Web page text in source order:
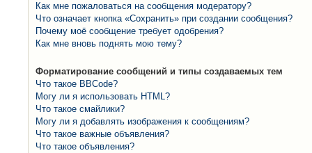
Как мне пожаловаться на сообщения модератору?
Что означает кнопка «Сохранить» при создании сообщения?
Почему моё сообщение требует одобрения?
Как мне вновь поднять мою тему?
Форматирование сообщений и типы создаваемых тем
Что такое BBCode?
Могу ли я использовать HTML?
Что такое смайлики?
Могу ли я добавлять изображения к сообщениям?
Что такое важные объявления?
Что такое объявления?